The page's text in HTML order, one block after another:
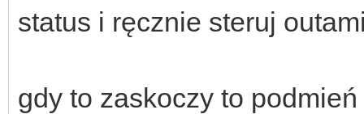
status i ręcznie steruj
gdy to zaskoczy to